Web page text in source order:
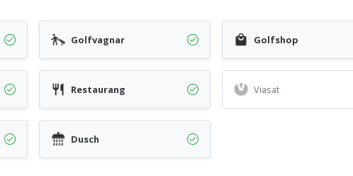
Golfvagnar Golfshop
Restaurang Viasat
Dusch